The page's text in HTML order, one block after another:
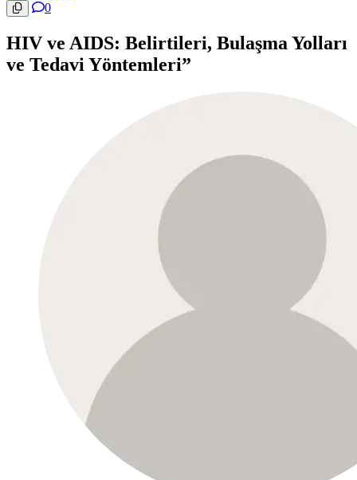
0
HIV ve AIDS: Belirtileri, Bulaşma Yolları
ve Tedavi Yöntemleri”